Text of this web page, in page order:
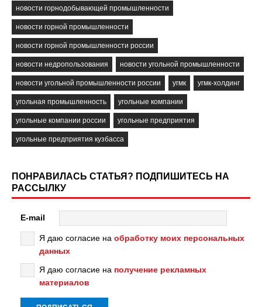
новости горнодобывающей промышленности
новости горной промышленности
новости горной промышленности россии
новости недропользования новости угольной промышленности
новости угольной промышленности россии угмк угмк-холдинг
угольная промышленность угольные компании
угольные компании россии угольные предприятия
угольные предприятия кузбасса
ПОНРАВИЛАСЬ СТАТЬЯ? ПОДПИШИТЕСЬ НА
РАССЫЛКУ
E-mail
Я даю согласие на обработку моих персональных
данных
Я даю согласие на получение рекламных
материалов